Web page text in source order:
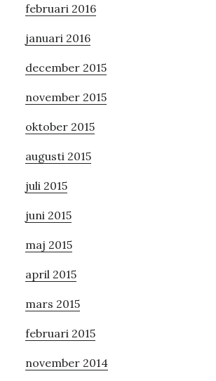
februari 2016
januari 2016
december 2015
november 2015
oktober 2015
augusti 2015
juli 2015
juni 2015
maj 2015
april 2015
mars 2015
februari 2015
november 2014